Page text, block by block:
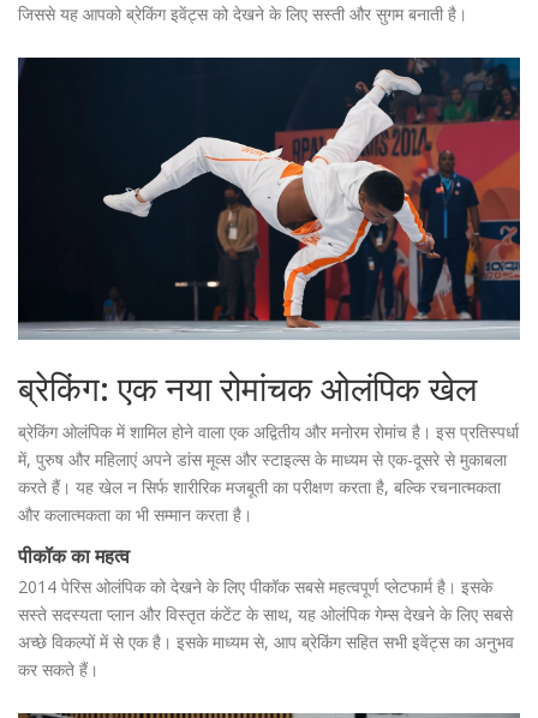
जिससे यह आपको ब्रेकिंग इवेंट्स को देखने के लिए सस्ती और सुगम बनाती है।
ब्रेकिंग: एक नया रोमांचक ओलंपिक खेल
ब्रेकिंग ओलंपिक में शामिल होने वाला एक अद्वितीय और मनोरम रोमांच है। इस प्रतिस्पर्धा
में, पुरुष और महिलाएं अपने डांस मूव्स और स्टाइल्स के माध्यम से एक-दूसरे से मुकाबला
करते हैं। यह खेल न सिर्फ शारीरिक मजबूती का परीक्षण करता है, बल्कि रचनात्मकता
और कलात्मकता का भी सम्मान करता है।
पीकॉक का महत्व
2014 पेरिस ओलंपिक को देखने के लिए पीकॉक सबसे महत्वपूर्ण प्लेटफार्म है। इसके
सस्ते सदस्यता प्लान और विस्तृत कंटेंट के साथ, यह ओलंपिक गेम्स देखने के लिए सबसे
अच्छे विकल्पों में से एक है। इसके माध्यम से, आप ब्रेकिंग सहित सभी इवेंट्स का अनुभव
कर सकते हैं।